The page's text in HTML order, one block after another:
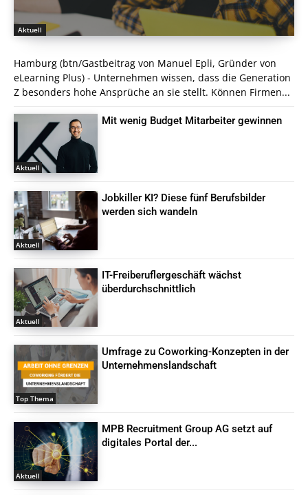
Aktuell
Hamburg (btn/Gastbeitrag von Manuel Epli, Gründer von
eLearning Plus) - Unternehmen wissen, dass die Generation
Z besonders hohe Ansprüche an sie stellt. Können Firmen...
Aktuell
Mit wenig Budget Mitarbeiter gewinnen
Aktuell
Jobkiller KI? Diese fünf Berufsbilder
werden sich wandeln
Aktuell
IT-Freiberuflergeschäft wächst
überdurchschnittlich
Top Thema
Umfrage zu Coworking-Konzepten in der
Unternehmenslandschaft
Aktuell
MPB Recruitment Group AG setzt auf
digitales Portal der...